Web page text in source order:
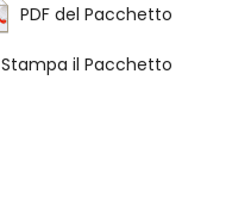
PDF del Pacchetto
Stampa il Pacchetto